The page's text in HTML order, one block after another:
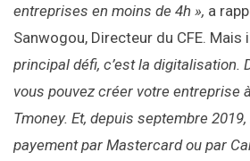
entreprises en moins de 4h », a
Sanwogou, Directeur du CFE. Mais
principal défi, c’est la digitalisation.
vous pouvez créer votre entreprise
Tmoney. Et, depuis septembre
payement par Mastercard ou par